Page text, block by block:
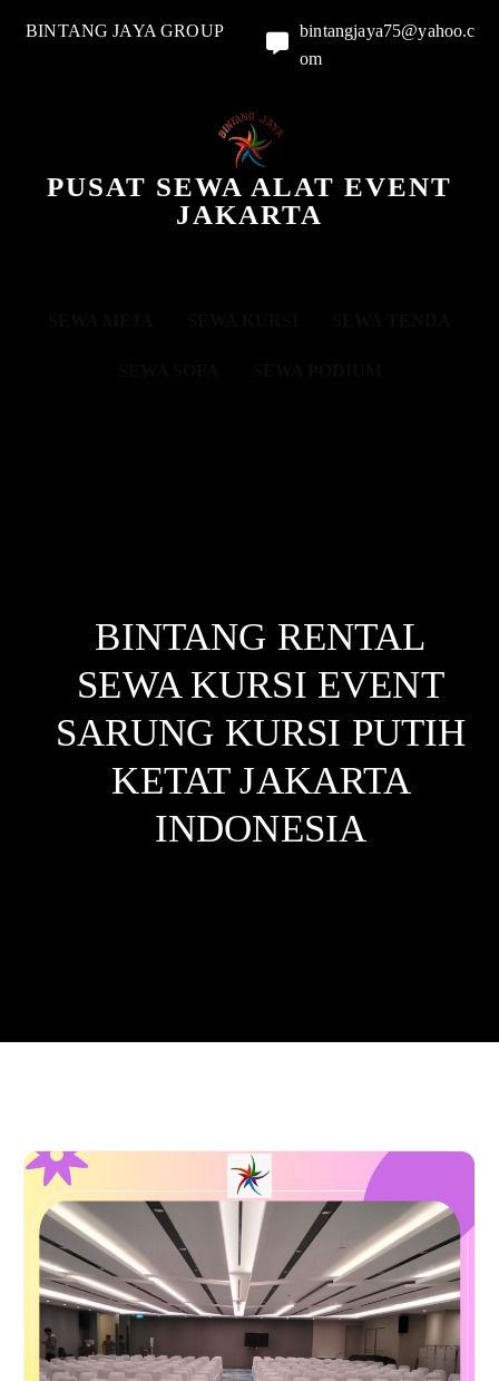
BINTANG JAYA GROUP
bintangjaya75@yahoo.c
om
PUSAT SEWA ALAT EVENT
JAKARTA
BINTANG RENTAL
SEWA KURSI EVENT
SARUNG KURSI PUTIH
KETAT JAKARTA
INDONESIA